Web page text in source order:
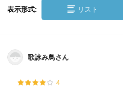
表示形式: リスト
歌詠み鳥さん
4